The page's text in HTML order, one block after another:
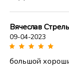
Вячеслав
09-04-2023
большой